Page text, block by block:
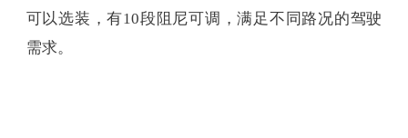
可以选装，有10段阻尼可调，满足不同路况的驾驶
需求。